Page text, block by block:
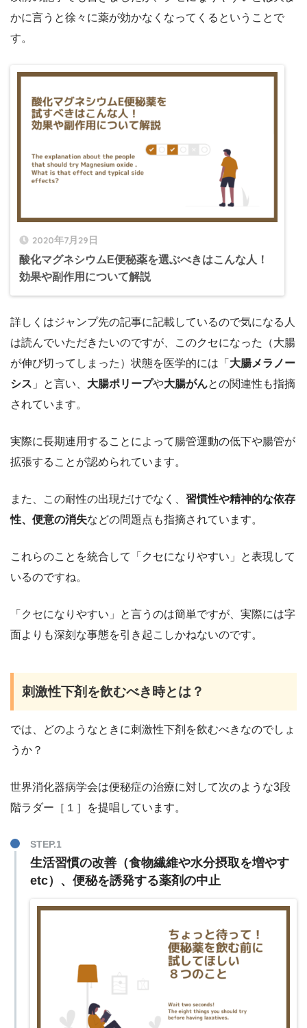
かに言うと徐々に薬が効かなくなってくるということで
す。
2020年7月29日
酸化マグネシウムE便秘薬を選ぶべきはこんな人！
効果や副作用について解説
詳しくはジャンプ先の記事に記載しているので気になる人
は読んでいただきたいのですが、このクセになった（大腸
が伸び切ってしまった）状態を医学的には「 大腸メラノー
シス 」と言い、 大腸ポリープや大腸がんとの関連性も指摘
されています。
実際に長期連用することによって腸管運動の低下や腸管が
拡張することが認められています。
また、この耐性の出現だけでなく、 習慣性や精神的な依存
性、便意の消失などの問題点も指摘されています。
これらのことを統合して「クセになりやすい」と表現して
いるのですね。
「クセになりやすい」と言うのは簡単ですが、実際には字
面よりも深刻な事態を引き起こしかねないのです。
刺激性下剤を飲むべき時とは？
では、どのようなときに刺激性下剤を飲むべきなのでしょ
うか？
世界消化器病学会は便秘症の治療に対して次のような3段
階ラダー［１］を提唱しています。
生活習慣の改善（食物繊維や水分摂取を増やす
etc）、便秘を誘発する薬剤の中止